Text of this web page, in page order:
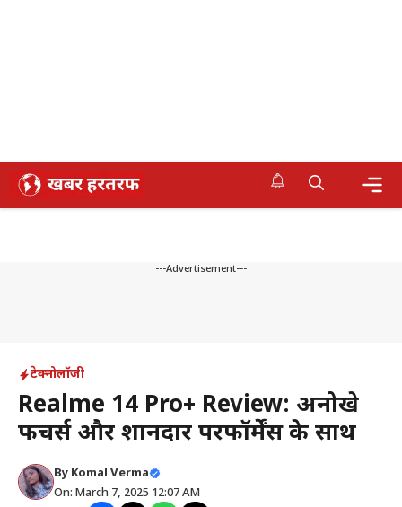
Skip
---Advertisement---
टेक्नोलॉजी
Realme 14 Pro+ Review: अनोखे
फीचर्स और शानदार परफॉर्मेंस के साथ
By Komal Verma
On: March 7, 2025 12:07 AM